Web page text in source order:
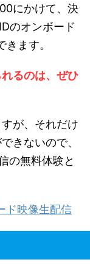
にかけて、決
のオンボード
ます。
るのは、ぜひ
が、それだけ
きないので、
の無料体験と
ド映像生配信